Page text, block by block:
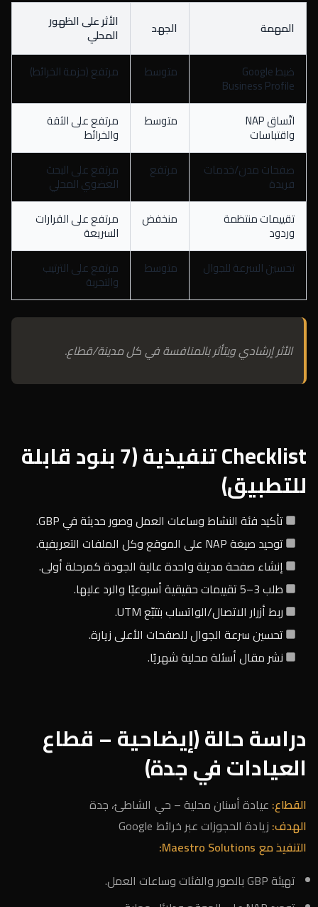
المهمة الجهد الأثر على الظهور
المحلي
ضبط Google
Business Profile
متوسط مرتفع (حزمة الخرائط)
اتّساق NAP
واقتباسات
متوسط مرتفع على الثقة
والخرائط
صفحات مدن/خدمات
فريدة
مرتفع مرتفع على البحث
العضوي المحلي
تقييمات منتظمة
وردود
منخفض مرتفع على القرارات
السريعة
تحسين السرعة للجوال
متوسط مرتفع على الترتيب
والتجربة
الأثر إرشادي ويتأثر بالمنافسة في كل مدينة/قطاع.
Checklist تنفيذية (7 بنود قابلة
للتطبيق)
تأكيد فئة النشاط وساعات العمل وصور حديثة في GBP.
توحيد صيغة NAP على الموقع وكل الملفات التعريفية.
إنشاء صفحة مدينة واحدة عالية الجودة كمرحلة أولى.
طلب 3–5 تقييمات حقيقية أسبوعيًا والرد عليها.
ربط أزرار الاتصال/الواتساب بتتبّع UTM.
تحسين سرعة الجوال للصفحات الأعلى زيارة.
نشر مقال أسئلة محلية شهريًا.
دراسة حالة (إيضاحية – قطاع
العيادات في جدة)
القطاع: عيادة أسنان محلية – حي الشاطئ، جدة
الهدف: زيادة الحجوزات عبر خرائط Google
التنفيذ مع Maestro Solutions:
تهيئة GBP بالصور والفئات وساعات العمل.